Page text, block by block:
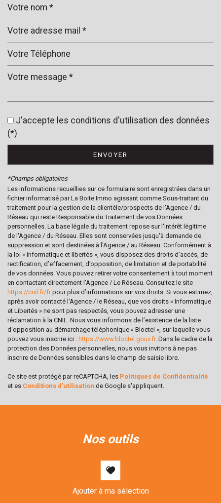
Propriétaires (vs. locataires)
Taxe habitation
9,71 %
Taxe foncière
Habitants de moins de 25 ans
27,67 %
Habitants de 25 à 55 ans
Habitants de plus de 55 ans
35,36 %
Nombre d'enfants par famille
0,86
Familles sans enfant
50,58 %
Familles avec 1 ou 2 enfants
42,91 %
Maisons
92,66 %
Appartements
Familles avec 3 enfants
5,34 %
J'accepte les conditions d'utilisation des données
(*)
ENVOYER
*Champs obligatoires
Les informations recueillies sur ce formulaire sont enregistrées dans un
fichier informatisé par La Boite Immo agissant comme Sous-traitant du
traitement pour la gestion de la clientèle/prospects de l'Agence / du
Réseau qui reste Responsable du Traitement de vos Données
personnelles. La base légale du traitement repose sur l'intérêt légitime
de l'Agence / du Réseau. Elles sont conservées jusqu'à demande de
suppression et sont destinées à l'Agence / au Réseau. Conformément à
la loi « informatique et libertés », vous disposez des droits d’accès, de
rectification, d’effacement, d’opposition, de limitation et de portabilité
de vos données. Vous pouvez retirer votre consentement à tout moment
en contactant directement l’Agence / Le Réseau. Consultez le site
https://cnil.fr/frpour plus d’informations sur vos droits. Si vous estimez,
après avoir contacté l'Agence / le Réseau, que vos droits « Informatique
et Libertés » ne sont pas respectés, vous pouvez adresser une
réclamation à la CNIL. Nous vous informons de l’existence de la liste
d'opposition au démarchage téléphonique « Bloctel », sur laquelle vous
pouvez vous inscrire ici : https://www.bloctel.gouv.fr. Dans le cadre de la
protection des Données personnelles, nous vous invitons à ne pas
inscrire de Données sensibles dans le champ de saisie libre.
Ce site est protégé par reCAPTCHA, les Politiques de Confidentialité
et es Conditions d'utilisation de Google s'appliquent.
nos outils
Ajouter à ma sélection